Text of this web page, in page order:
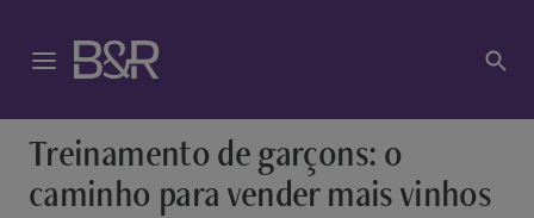
Treinamento de garçons: o
caminho para vender mais vinhos